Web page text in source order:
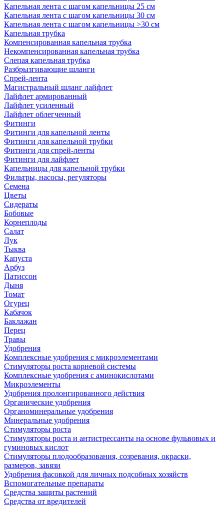
Капельная лента с шагом капельницы 25 см
Капельная лента с шагом капельницы 30 см
Капельная лента с шагом капельницы >30 см
Капельная трубка
Компенсированная капельная трубка
Некомпенсированная капельная трубка
Слепая капельная трубка
Разбрызгивающие шланги
Спрей-лента
Магистральный шланг лайфлет
Лайфлет армированный
Лайфлет усиленный
Лайфлет облегченный
Фитинги
Фитинги для капельной ленты
Фитинги для капельной трубки
Фитинги для спрей-ленты
Фитинги для лайфлет
Капельницы для капельной трубки
Фильтры, насосы, регуляторы
Семена
Цветы
Сидераты
Бобовые
Корнеплоды
Салат
Лук
Тыква
Капуста
Арбуз
Патиссон
Дыня
Томат
Огурец
Кабачок
Баклажан
Перец
Травы
Удобрения
Комплексные удобрения с микроэлементами
Стимуляторы роста корневой системы
Комплексные удобрения с аминокислотами
Микроэлементы
Удобрения пролонгированного действия
Органические удобрения
Органоминеральные удобрения
Минеральные удобрения
Стимуляторы роста
Стимуляторы роста и антистрессанты на основе фульвовых и
гуминовых кислот
Стимуляторы плодообразования, созревания, окраски,
размеров, завязи
Удобрения фасовкой для личных подсобных хозяйств
Вспомогательные препараты
Средства защиты растений
Средства от вредителей